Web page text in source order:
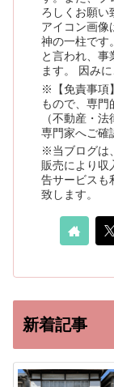
ろしくお願い
アイコン画像
神の一柱です
と言われ、事
ます。 因み
※【免責事項
もので、専門
（不動産・
専門家へご確
※当ブログは
販売により収
告サービスも
致します。
新着記事